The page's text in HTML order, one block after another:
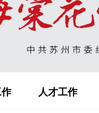
人才工作